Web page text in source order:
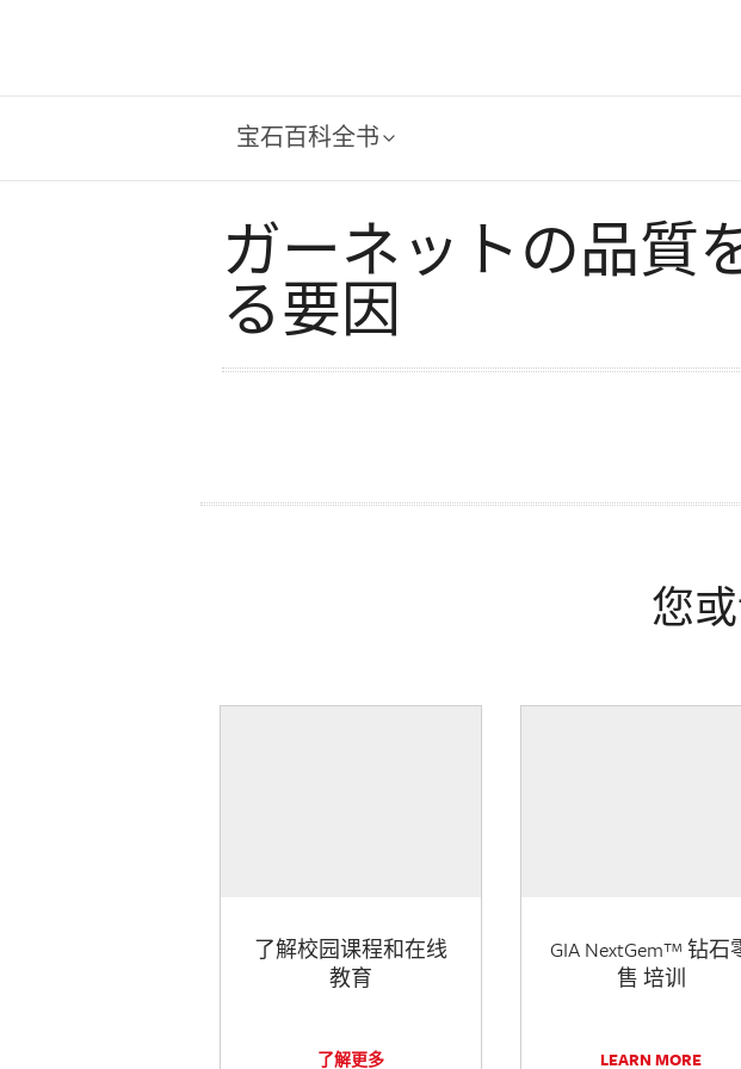
宝石百科全书
ガーネットの品質
る要因
您
了解校园课程和在线
教育
了解更多
GIA NextGem™ 钻石
售 培训
LEARN MORE